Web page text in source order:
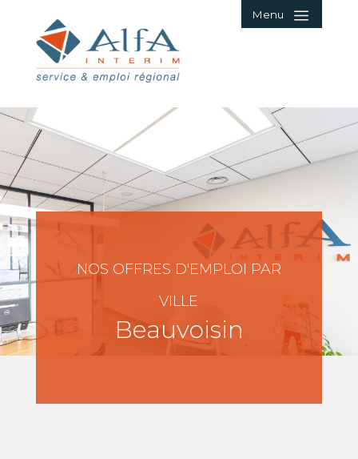
Menu
NOS OFFRES D'EMPLOI PAR
VILLE
Beauvoisin